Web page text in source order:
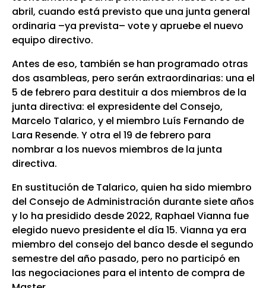
abril, cuando está previsto que una junta general
ordinaria –ya prevista– vote y apruebe el nuevo
equipo directivo.
Antes de eso, también se han programado otras
dos asambleas, pero serán extraordinarias: una el
5 de febrero para destituir a dos miembros de la
junta directiva: el expresidente del Consejo,
Marcelo Talarico, y el miembro Luís Fernando de
Lara Resende. Y otra el 19 de febrero para
nombrar a los nuevos miembros de la junta
directiva.
En sustitución de Talarico, quien ha sido miembro
del Consejo de Administración durante siete años
y lo ha presidido desde 2022, Raphael Vianna fue
elegido nuevo presidente el día 15. Vianna ya era
miembro del consejo del banco desde el segundo
semestre del año pasado, pero no participó en
las negociaciones para el intento de compra de